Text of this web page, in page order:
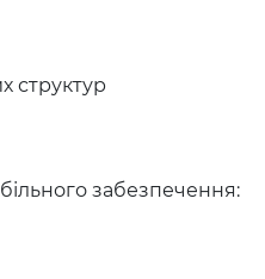
структур
забезпечення: